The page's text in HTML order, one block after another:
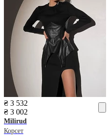
₴ 3 532
₴ 3 002
Milirud
Корсет